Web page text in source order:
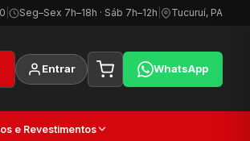
| Seg–Sex 7h–18h · Sáb 7h–12h Tucuruí, PA
Entrar WhatsApp
e Revestimentos